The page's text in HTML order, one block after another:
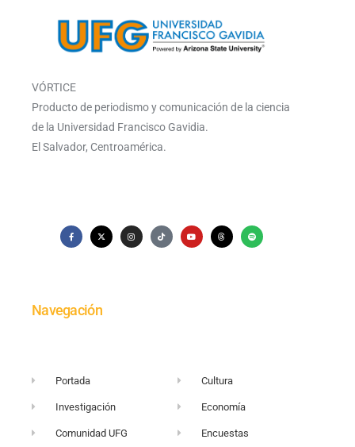
VÓRTICE
Producto de periodismo y comunicación de la ciencia
de la Universidad Francisco Gavidia.
El Salvador, Centroamérica.
Navegación
Portada
Investigación
Comunidad UFG
Cultura
Economía
Encuestas